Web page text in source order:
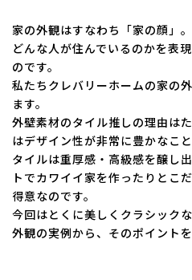
家の外観はすなわち「家の顔」。
どんな人が住んでいるのかを表
のです。
私たちクレバリーホームの家の
ます。
外壁素材のタイル推しの理由は
はデザイン性が非常に豊かなこ
タイルは重厚感・高級感を醸し
トでカワイイ家を作ったりとこ
得意なのです。
今回はとくに美しくクラシック
外観の実例から、そのポイント